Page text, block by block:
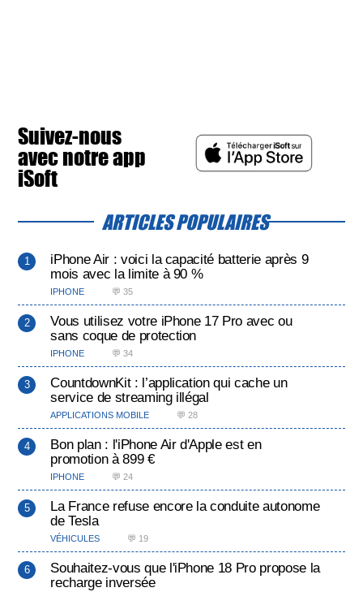
Suivez-nous
avec notre app
iSoft
ARTICLES POPULAIRES
iPhone Air : voici la capacité batterie après 9
mois avec la limite à 90 %
IPHONE 💬 35
Vous utilisez votre iPhone 17 Pro avec ou
sans coque de protection
IPHONE 💬 34
CountdownKit : l’application qui cache un
service de streaming illégal
APPLICATIONS MOBILE 💬 28
Bon plan : l'iPhone Air d'Apple est en
promotion à 899 €
IPHONE 💬 24
La France refuse encore la conduite autonome
de Tesla
VÉHICULES 💬 19
Souhaitez-vous que l'iPhone 18 Pro propose la
recharge inversée